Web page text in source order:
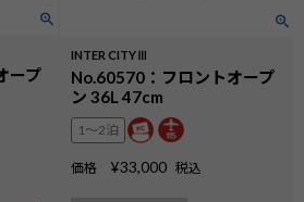
ープ
INTER CITYⅢ
No.60570：フロントオープ
ン 36L 47cm
1〜2泊
価格 ¥33,000 税込